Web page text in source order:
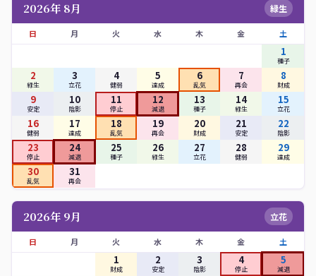
2026年 8月 緑生
日 月 火 水 木 金 土
1
種子
2
緑生
3
立花
4
健弱
5
達成
6
乱気
7
再会
8
財成
9
安定
10
陰影
11
停止
12
減退
13
種子
14
緑生
15
立花
16
健弱
17
達成
18
乱気
19
再会
20
財成
21
安定
22
陰影
23
停止
24
減退
25
種子
26
緑生
27
立花
28
健弱
29
達成
30
乱気
31
再会
2026年 9月 立花
日 月 火 水 木 金 土
1
財成
2
安定
3
陰影
4
停止
5
減退